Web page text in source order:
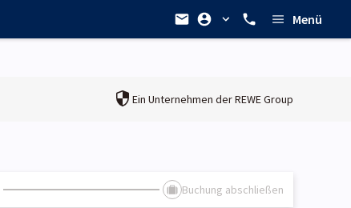
Menü
Ein Unternehmen derREWE Group
Buchung abschließen